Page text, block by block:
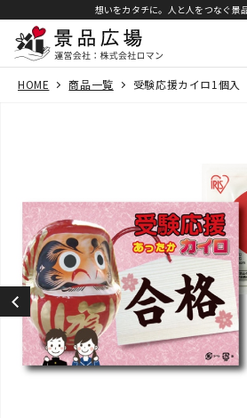
想いをカタチに。人と人をつなぐ景
HOME 商品一覧 受験応援カイロ1個入